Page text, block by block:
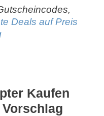
Deals auf Preis
Kaufen